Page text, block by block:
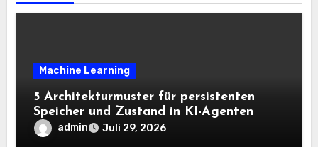
Machine Learning
5 Architekturmuster für persistenten
Speicher und Zustand in KI-Agenten
admin Juli 29, 2026